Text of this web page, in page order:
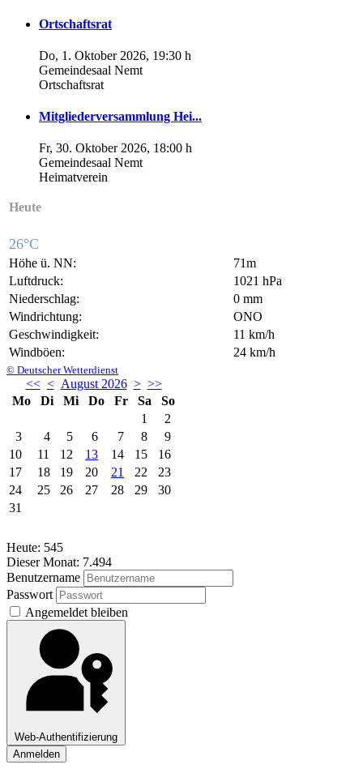
Ortschaftsrat
Do, 1. Oktober 2026, 19:30 h
Gemeindesaal Nemt
Ortschaftsrat
Mitgliederversammlung Hei...
Fr, 30. Oktober 2026, 18:00 h
Gemeindesaal Nemt
Heimatverein
Heute
26°C
Höhe ü. NN:
71m
Luftdruck:
1021 hPa
Niederschlag:
0 mm
Windrichtung:
ONO
Geschwindigkeit:
11 km/h
Windböen:
24 km/h
© Deutscher Wetterdienst
<< < August 2026 > >>
Mo
Di Mi Do Fr Sa
So
1
2
3
4 5 6 7 8
9
10
11 12 13 14 15
16
17
18 19 20 21 22
23
24
25 26 27 28 29
30
31
Heute: 545
Dieser Monat: 7.494
Benutzername
Passwort
Angemeldet bleiben
Web-Authentifizierung
Anmelden